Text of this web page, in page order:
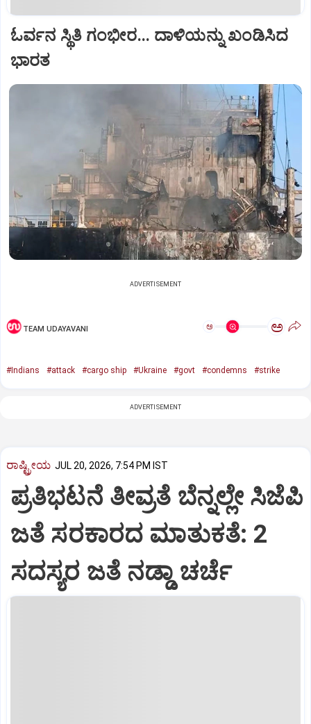
ಓರ್ವನ ಸ್ಥಿತಿ ಗಂಭೀರ... ದಾಳಿಯನ್ನು ಖಂಡಿಸಿದ
ಭಾರತ
ADVERTISEMENT
TEAM UDAYAVANI ಅ ಅ
#Indians #attack #cargo ship #Ukraine #govt #condemns #strike
ADVERTISEMENT
ರಾಷ್ಟ್ರೀಯ JUL 20, 2026, 7:54 PM IST
ಪ್ರತಿಭಟನೆ ತೀವ್ರತೆ ಬೆನ್ನಲ್ಲೇ ಸಿಜೆಪಿ
ಜತೆ ಸರಕಾರದ ಮಾತುಕತೆ: 2
ಸದಸ್ಯರ ಜತೆ ನಡ್ಡಾ ಚರ್ಚೆ